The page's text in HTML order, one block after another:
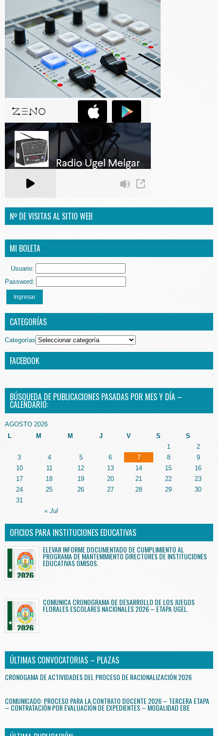
Nº DE VISITAS AL SITIO WEB
MI BOLETA
Usuario:
Password:
Ingresar
CATEGORÍAS
Categorías
FACEBOOK
BÚSQUEDA DE PUBLICACIONES PASADAS POR MES Y DÍA –
CALENDARIO:
AGOSTO 2026
L
M M J V S S
« Jul
1
2
3
4 5 6 7 8
9
10
11 12 13 14 15
16
17
18 19 20 21 22
23
24
25 26 27 28 29
30
31
OFICIOS PARA INSTITUCIONES EDUCATIVAS
ELEVAR INFORME DOCUMENTADO DE CUMPLIMIENTO AL
PROGRAMA DE MANTENIMIENTO DIRECTORES DE INSTITUCIONES
EDUCATIVAS OMISOS.
COMUNICA CRONOGRAMA DE DESARROLLO DE LOS JUEGOS
FLORALES ESCOLARES NACIONALES 2026 – ETAPA UGEL.
ÚLTIMAS CONVOCATORIAS – PLAZAS
CRONOGAMA DE ACTIVIDADES DEL PROCESO DE RACIONALIZACIÓN 2026
COMUNICADO: PROCESO PARA LA CONTRATO DOCENTE 2026 – TERCERA ETAPA
– CONTRATACIÓN POR EVALUACIÓN DE EXPEDIENTES – MODALIDAD EBE